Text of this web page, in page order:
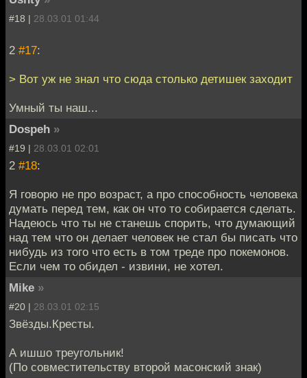
#18 | 28.03.01 01:44
2 #17:
> Вот уж не знал что сюда столько детишек заходит
Умный ты наш...
Dospeh »
#19 | 28.03.01 02:01
2 #18:
Я говорю не про возраст, а про способность человека
думать перед тем, как он что то собирается сделать.
Надеюсь что ты не станешь спорить, что думающий
над тем что он делает человек не стал бы писать что
нибудь из того что есть в том треде про покемонов.
Если чем то обидел - извини, не хотел.
Mike »
#20 | 28.03.01 02:15
Звёзды.Кресты.
А ишшо треугольник!
(По совместительству второй масонский знак)